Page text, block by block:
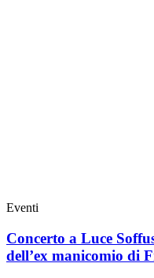
Eventi
Concerto a Luce
dell’ex manicomio di